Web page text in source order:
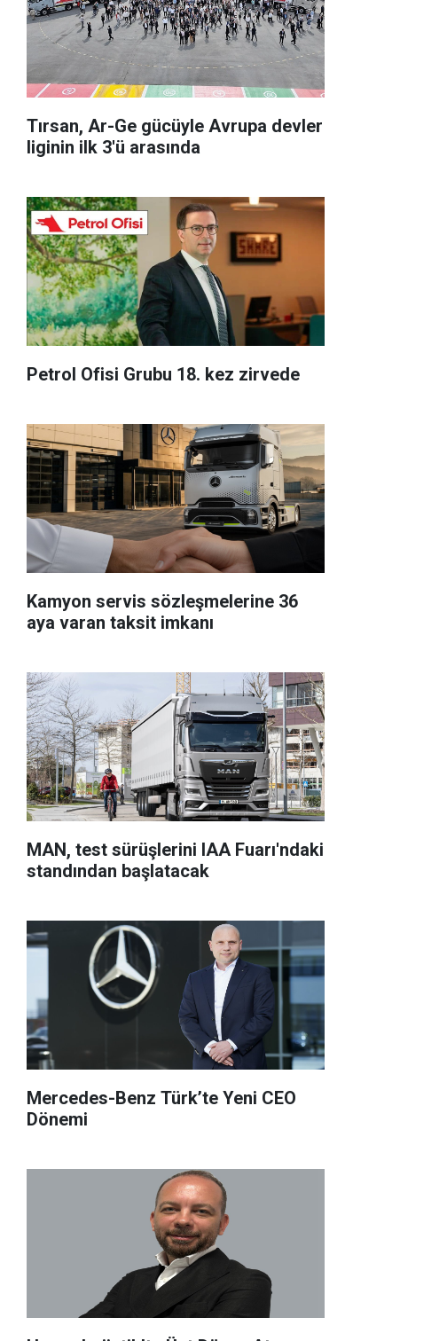
Tırsan, Ar-Ge gücüyle Avrupa devler
liginin ilk 3'ü arasında
Petrol Ofisi Grubu 18. kez zirvede
Kamyon servis sözleşmelerine 36
aya varan taksit imkanı
MAN, test sürüşlerini IAA Fuarı'ndaki
standından başlatacak
Mercedes-Benz Türk’te Yeni CEO
Dönemi